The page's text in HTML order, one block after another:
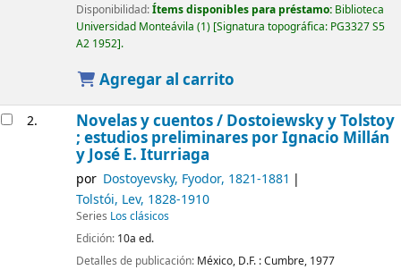
Disponibilidad:Ítems disponibles para préstamo: Biblioteca
Universidad Monteávila (1) Signatura topográfica: PG3327 S5
A2 1952 .
Agregar al carrito
2. Novelas y cuentos / Dostoiewsky y Tolstoy
; estudios preliminares por Ignacio Millán
y José E. Iturriaga
por Dostoyevsky, Fyodor, 1821-1881
Tolstói, Lev, 1828-1910
Series Los clásicos
Edición: 10a ed.
Detalles de publicación: México, D.F. :Cumbre, 1977